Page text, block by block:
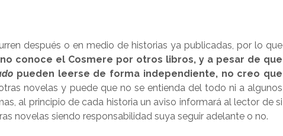
después o en medio de historias ya publicadas, por lo que
conoce el Cosmere por otros libros, y a pesar de que
pueden leerse de forma independiente, no creo que
novelas y puede que no se entienda del todo ni a algunos
al principio de cada historia un aviso informará al lector de si
novelas siendo responsabilidad suya seguir adelante o no.